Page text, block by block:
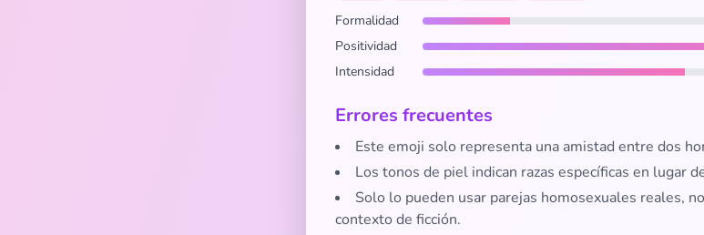
Formalidad
Positividad
Intensidad
Errores frecuentes
Este emoji solo representa una amistad entre dos
Los tonos de piel indican razas específicas en lugar
Solo lo pueden usar parejas homosexuales reales,
contexto de ficción.